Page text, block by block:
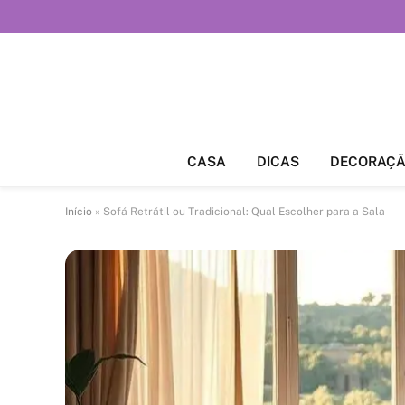
CASA DICAS
Início » Sofá Retrátil ou Tradicional: Qual Escolher para a Sala